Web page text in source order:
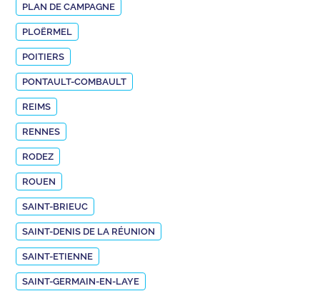
PLAN DE CAMPAGNE
PLOËRMEL
POITIERS
PONTAULT-COMBAULT
REIMS
RENNES
RODEZ
ROUEN
SAINT-BRIEUC
SAINT-DENIS DE LA RÉUNION
SAINT-ETIENNE
SAINT-GERMAIN-EN-LAYE